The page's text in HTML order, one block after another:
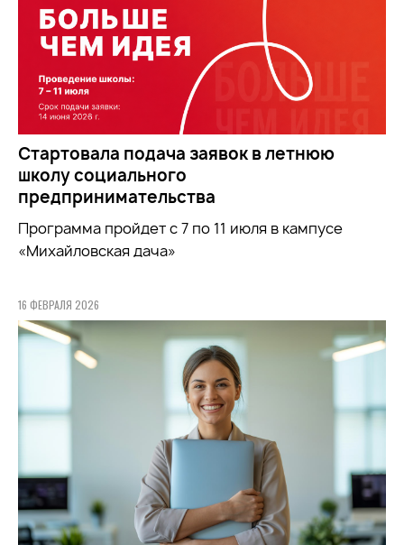
Стартовала подача заявок в летнюю
школу социального
предпринимательства
Программа пройдет с 7 по 11 июля в кампусе
«Михайловская дача»
16 ФЕВРАЛЯ 2026